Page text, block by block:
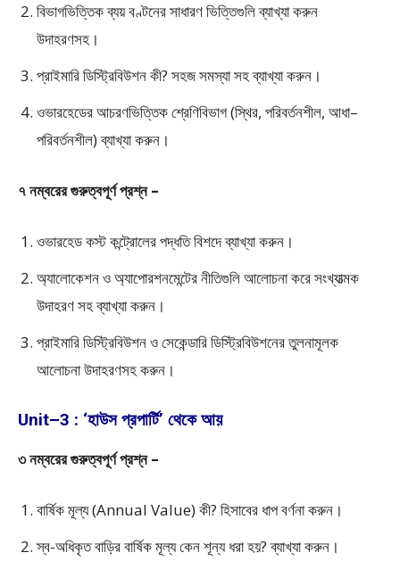
বিভাগভিত্তিক ব্যয় বণ্টনের সাধারণ ভিত্তিগুলি ব্যাখ্যা করুন
উদাহরণসহ।
প্রাইমারি ডিস্ট্রিবিউশন কী? সহজ সমস্যা সহ ব্যাখ্যা করুন।
ওভারহেডের আচরণভিত্তিক শ্রেণিবিভাগ (স্থির, পরিবর্তনশীল, আধা–
পরিবর্তনশীল) ব্যাখ্যা করুন।
৭ নম্বরের গুরুত্বপূর্ণ প্রশ্ন –
ওভারহেড কস্ট কন্ট্রোলের পদ্ধতি বিশদে ব্যাখ্যা করুন।
অ্যালোকেশন ও অ্যাপোরশনমেন্টের নীতিগুলি আলোচনা করে সংখ্যাত্মক
উদাহরণ সহ ব্যাখ্যা করুন।
প্রাইমারি ডিস্ট্রিবিউশন ও সেকেন্ডারি ডিস্ট্রিবিউশনের তুলনামূলক
আলোচনা উদাহরণসহ করুন।
Unit–3 : ‘হাউস প্রপার্টি’ থেকে আয়
৩ নম্বরের গুরুত্বপূর্ণ প্রশ্ন –
বার্ষিক মূল্য (Annual Value) কী? হিসাবের ধাপ বর্ণনা করুন।
স্ব-অধিকৃত বাড়ির বার্ষিক মূল্য কেন শূন্য ধরা হয়? ব্যাখ্যা করুন।